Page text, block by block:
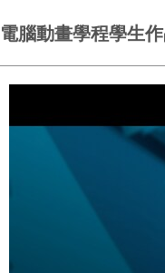
電腦動畫學程學生